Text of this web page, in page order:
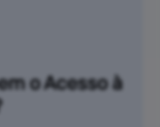
o Acesso à